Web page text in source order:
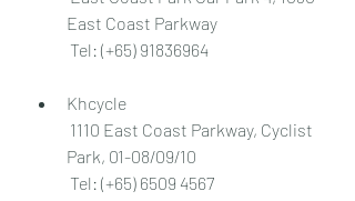
East Coast Parkway  ‎
Tel: (+65) 91836964
Khcycle
Park, 01-08/09/10
Tel: (+65) 6509 4567